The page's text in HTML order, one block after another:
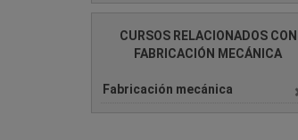
CURSOS RELACIONADOS CON
FABRICACIÓN MECÁNICA
Fabricación mecánica